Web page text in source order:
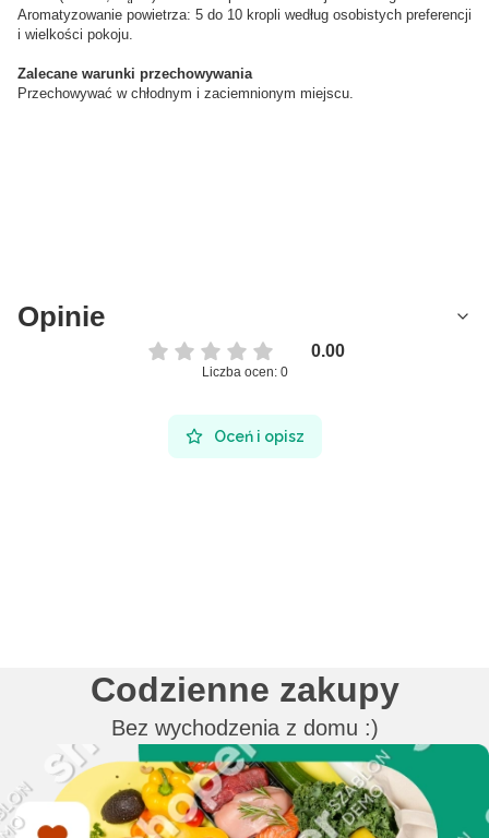
Aromatyzowanie powietrza: 5 do 10 kropli według osobistych preferencji
i wielkości pokoju.
Zalecane warunki przechowywania
Przechowywać w chłodnym i zaciemnionym miejscu.
Opinie
0.00
Liczba ocen: 0
Oceń i opisz
Codzienne zakupy
Bez wychodzenia z domu :)